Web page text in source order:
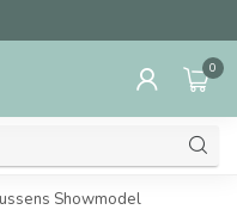
0
Showmodel